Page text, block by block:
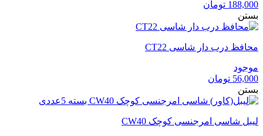
188,000 تومان
بستن
محافظ درب دار شاسی CT22
موجود
56,000 تومان
بستن
لیبل شاسی امرجنسی کوچک CW40